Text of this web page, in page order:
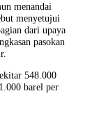
menandai
menyetujui
dari upaya
pasokan
548.000
barel per